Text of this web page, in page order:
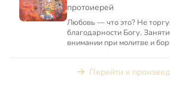
протоиерей
Любовь — что это? Не
благодарности Богу.
внимании при молитве и
Перейти к